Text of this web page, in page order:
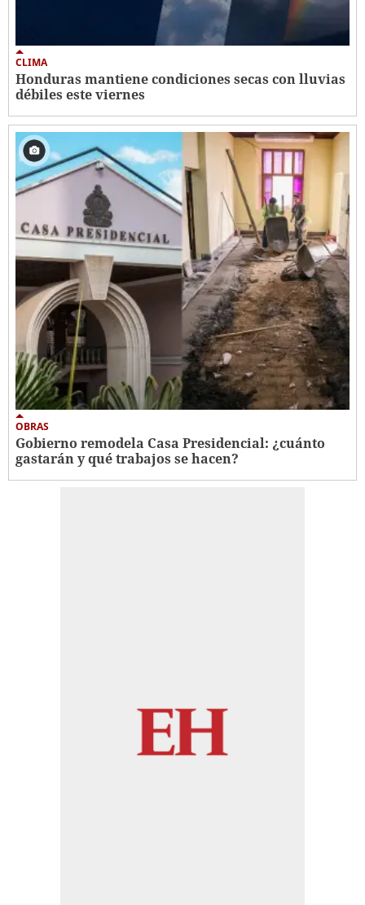
CLIMA
Honduras mantiene condiciones secas con lluvias
débiles este viernes
OBRAS
Gobierno remodela Casa Presidencial: ¿cuánto
gastarán y qué trabajos se hacen?